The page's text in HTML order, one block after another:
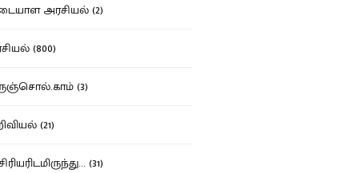
அரசியல் (2)
(800)
(3)
(21)
(31)